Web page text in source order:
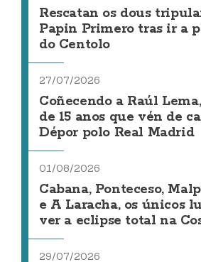
Rescatan os dous
Papin Primero tras ir a
do Centolo
27/07/2026
Coñecendo a Raúl
de 15 anos que vén de
Dépor polo Real Madrid
01/08/2026
Cabana, Ponteceso,
e A Laracha, os únicos
ver a eclipse total na
29/07/2026